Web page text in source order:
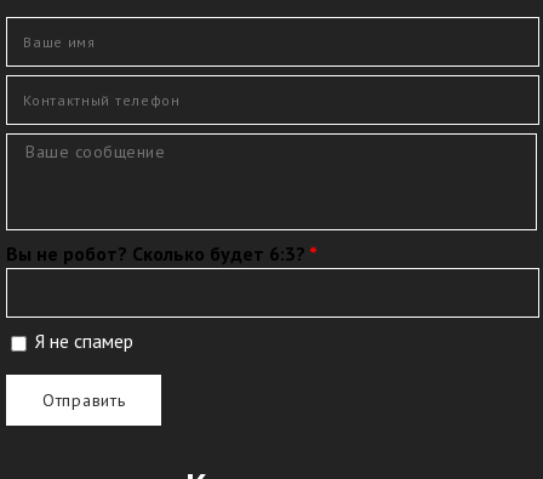
Ваше имя
Контактный телефон
Сообщение*
Вы не робот? Сколько будет 6:3? *
Я не спамер
Я спамер